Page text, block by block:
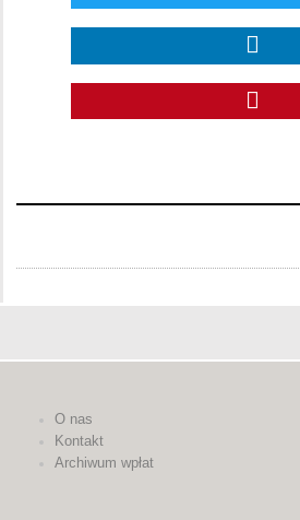
O nas
Kontakt
Archiwum wpłat